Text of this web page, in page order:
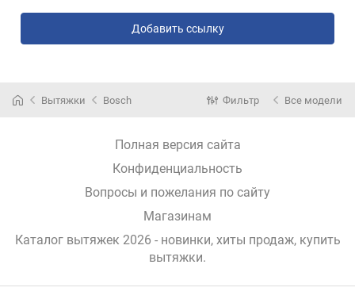
Добавить ссылку
Вытяжки Bosch Фильтр Все модели
Полная версия сайта
Конфиденциальность
Вопросы и пожелания по сайту
Магазинам
Каталог вытяжек 2026 - новинки, хиты продаж, купить
вытяжки.